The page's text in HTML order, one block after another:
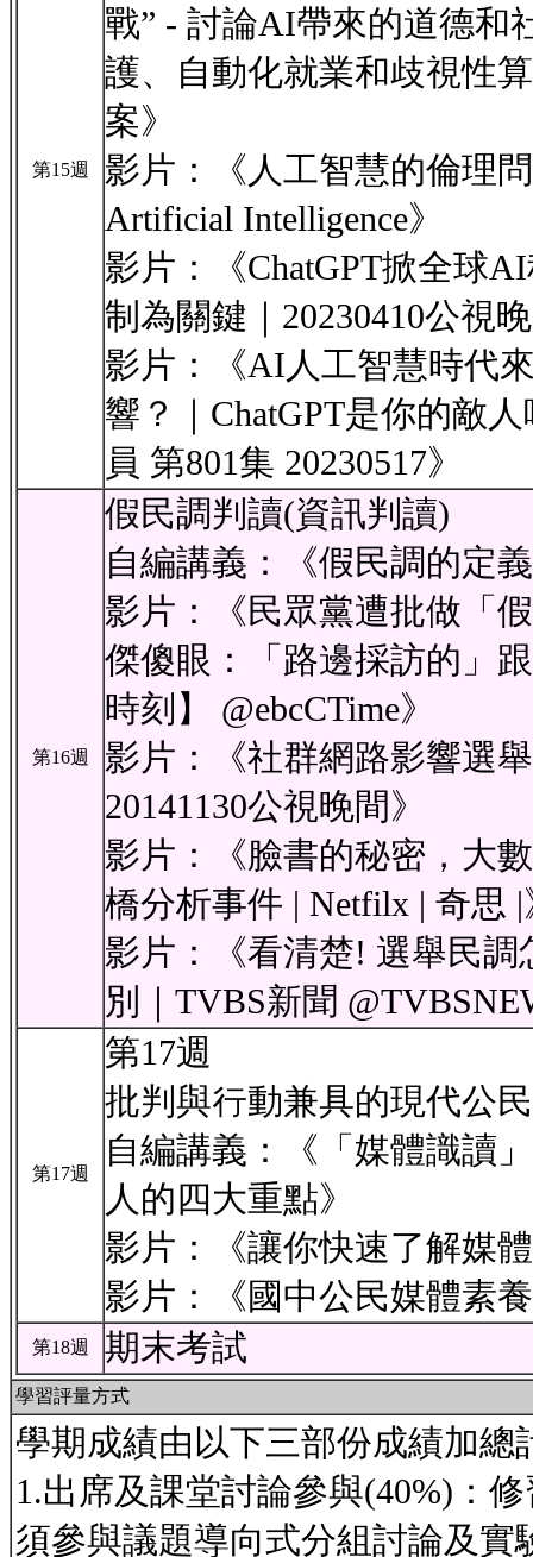
第15週
戰” - 討論AI帶來的道德和
護、自動化就業和歧視性
案》
影片：《人工智慧的倫理
Artificial Intelligence》
影片：《ChatGPT掀全球
制為關鍵｜20230410公視
影片：《AI人工智慧時代
響？｜ChatGPT是你的敵
員 第801集 20230517》
第16週
假民調判讀(資訊判讀)
自編講義：《假民調的定
影片：《民眾黨遭批做「
傑傻眼：「路邊採訪的」
時刻】 ‪@ebcCTime‬》
影片：《社群網路影響選
20141130公視晚間》
影片：《臉書的秘密，大
橋分析事件 | Netfilx | 奇思 |
影片：《看清楚! 選舉民調
別｜TVBS新聞
第17週
第17週
批判與行動兼具的現代公
自編講義：《「媒體識讀
人的四大重點》
影片：《讓你快速了解媒
影片：《國中公民媒體素
第18週 期末考試
學習評量方式
學期成績由以下三部份成績加總
1.出席及課堂討論參與(40%)：
須參與議題導向式分組討論及實